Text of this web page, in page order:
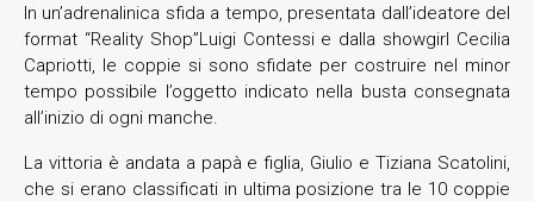
In un’adrenalinica sfida a tempo, presentata dall’ideatore del
format “Reality Shop”Luigi Contessi e dalla showgirl Cecilia
Capriotti, le coppie si sono sfidate per costruire nel minor
tempo possibile l’oggetto indicato nella busta consegnata
all’inizio di ogni manche.
La vittoria è andata a papà e figlia, Giulio e Tiziana Scatolini,
che si erano classificati in ultima posizione tra le 10 coppie